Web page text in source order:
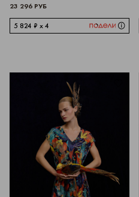
23 296 РУБ
5 824 ₽ x 4